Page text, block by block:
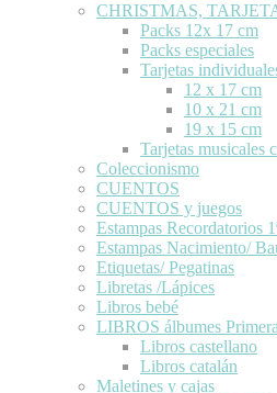
CHRISTMAS,
Packs 12x 17 cm
Packs especiales
Tarjetas
12 x 17 cm
10 x 21 cm
19 x 15 cm
Tarjetas musicales
Coleccionismo
CUENTOS
CUENTOS y juegos
Estampas Recordatorios
Estampas Nacimiento/
Etiquetas/ Pegatinas
Libretas /Lápices
Libros bebé
LIBROS álbumes
Libros castellano
Libros catalán
Maletines y cajas